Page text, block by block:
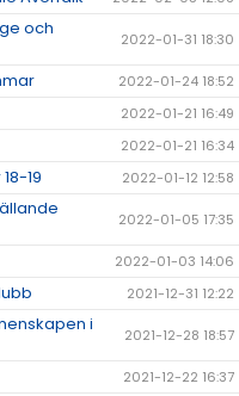
och
2022-01-31 18:30
2022-01-24 18:52
2022-01-21 16:49
2022-01-21 16:34
19 2022-01-12 12:58
2022-01-05 17:35
2022-01-03 14:06
2021-12-31 12:22
i
2021-12-28 18:57
2021-12-22 16:37